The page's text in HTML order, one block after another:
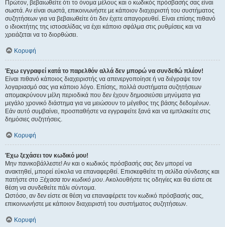
Πρώτον, βεβαιωθείτε ότι το όνομα μέλους και ο κωδικός πρόσβασής σας είναι
σωστά. Αν είναι σωστά, επικοινωνήστε με κάποιον διαχειριστή του συστήματος
συζητήσεων για να βεβαιωθείτε ότι δεν έχετε απαγορευθεί. Είναι επίσης πιθανό
ο ιδιοκτήτης της ιστοσελίδας να έχει κάποιο σφάλμα στις ρυθμίσεις και να
χρειάζεται να το διορθώσει.
Κορυφή
Έχω εγγραφεί κατά το παρελθόν αλλά δεν μπορώ να συνδεθώ πλέον!
Είναι πιθανό κάποιος διαχειριστής να απενεργοποίησε ή να διέγραψε τον
λογαριασμό σας για κάποιο λόγο. Επίσης, πολλά συστήματα συζητήσεων
απομακρύνουν μέλη περιοδικά που δεν έχουν δημοσιεύσει μηνύματα για
μεγάλο χρονικό διάστημα για να μειώσουν το μέγεθος της βάσης δεδομένων.
Εάν αυτό συμβαίνει, προσπαθήστε να εγγραφείτε ξανά και να εμπλακείτε στις
δημόσιες συζητήσεις.
Κορυφή
Έχω ξεχάσει τον κωδικό μου!
Μην πανικοβάλλεστε! Αν και ο κωδικός πρόσβασής σας δεν μπορεί να
ανακτηθεί, μπορεί εύκολα να επαναφερθεί. Επισκεφθείτε τη σελίδα σύνδεσης και
πατήστε στο Ξέχασα τον κωδικό μου. Ακολουθήστε τις οδηγίες και θα είστε σε
θέση να συνδεθείτε πάλι σύντομα.
Ωστόσο, αν δεν είστε σε θέση να επαναφέρετε τον κωδικό πρόσβασής σας,
επικοινωνήστε με κάποιον διαχειριστή του συστήματος συζητήσεων.
Κορυφή